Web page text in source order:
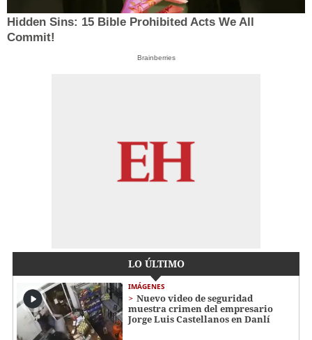
Hidden Sins: 15 Bible Prohibited Acts We All
Commit!
Brainberries
LO ÚLTIMO
IMÁGENES
Nuevo video de seguridad
muestra crimen del empresario
Jorge Luis Castellanos en Danlí